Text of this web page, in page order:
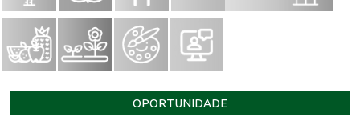
OPORTUNIDADE